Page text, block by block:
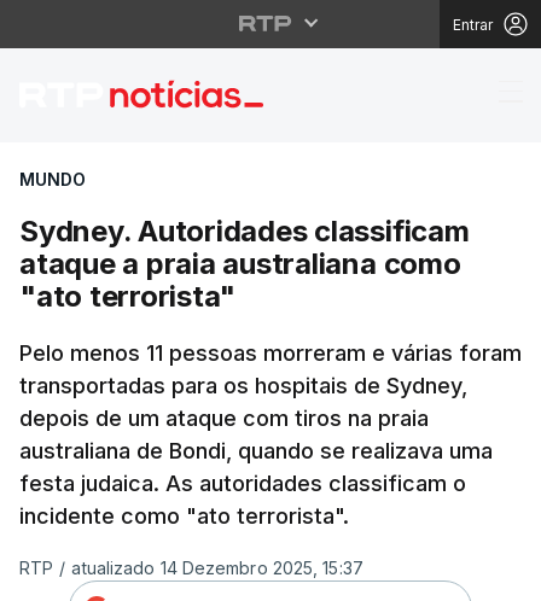
Entrar
Sydney. Autoridades
MUNDO
Sydney. Autoridades classificam
ataque a praia australiana como
"ato terrorista"
Pelo menos 11 pessoas morreram e várias foram
transportadas para os hospitais de Sydney,
depois de um ataque com tiros na praia
australiana de Bondi, quando se realizava uma
festa judaica. As autoridades classificam o
incidente como "ato terrorista".
RTP / atualizado 14 Dezembro 2025, 15:37